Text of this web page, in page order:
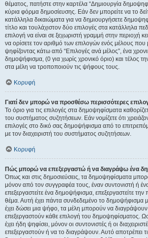
θέματος, πατήστε στην καρτέλα “Δημιουργία
κύρια φόρμα δημοσίευσης. Εάν δεν μπορείτε να το
κατάλληλα δικαιώματα για να δημιουργήσετε
τίτλο και τουλάχιστον δύο επιλογές στα κατάλληλα
επιλογή να είναι σε ξεχωριστή γραμμή στην περιοχή
να ορίσετε τον αριθμό των επιλογών ενός μέλους που
ψηφίζοντας κάτω από “Επιλογές ανά μέλος”, ένα
δημοψήφισμα, (0 για χωρίς χρονικό όριο) και τέλος
στα μέλη να τροποποιούν τις ψήφους τους.
Κορυφή
Γιατί δεν μπορώ να προσθέσω περισσότερες
Το όριο για τις επιλογές στα δημοψηφίσματα
του συστήματος συζητήσεων. Εάν νομίζετε ότι
επιλογές στο δικό σας δημοψήφισμα από το
με τον διαχειριστή του συστήματος συζητήσεων.
Κορυφή
Πώς μπορώ να επεξεργαστώ ή να διαγράψω ένα
Όπως και στις δημοσιεύσεις, τα δημοψηφίσματα
μόνον από τον συγγραφέα τους, έναν συντονιστή ή
επεξεργαστείτε ένα δημοψήφισμα, επεξεργαστείτε
θέμα. Αυτή έχει πάντα συνδεδεμένο το δημοψήφισμα
έχει δώσει μια ψήφο, τα μέλη μπορούν να
επεξεργαστούν κάθε επιλογή του δημοψηφίσματος.
έχει ήδη ψηφίσει, μόνον οι συντονιστές ή οι
επεξεργαστούν ή να το διαγράψουν. Αυτό αποτρέπει